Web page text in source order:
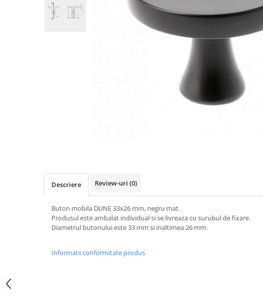
Console rafturi polite
Solutii de curatat & adezivi
Clesti/ patenti
Descriere Review-uri (0)
Buton mobila DUNE 33x26 mm, negru mat.
Produsul este ambalat individual si se livreaza cu surubul de fixare.
Diametrul butonului este 33 mm si inaltimea 26 mm.
Informatii conformitate produs